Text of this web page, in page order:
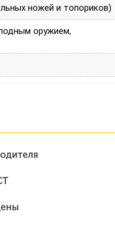
ножей и топориков)
оружием,